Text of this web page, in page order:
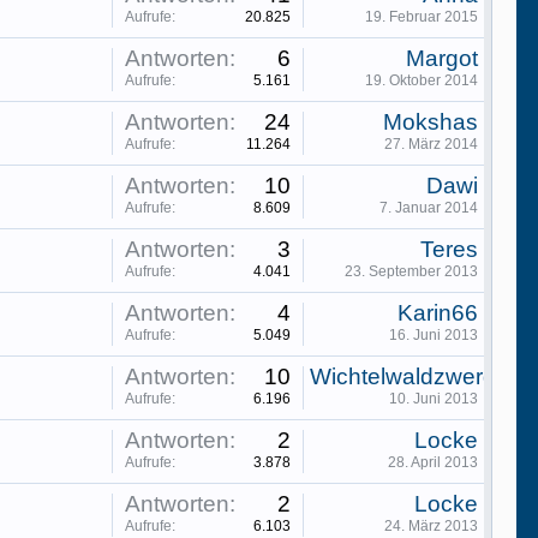
Aufrufe: 20.825 19. Februar 2015
Antworten: 6
Aufrufe: 5.161
Margot
19. Oktober 2014
Antworten: 24
Aufrufe: 11.264
Mokshas
27. März 2014
Antworten: 10
Aufrufe: 8.609
Dawi
7. Januar 2014
Antworten: 3
Aufrufe: 4.041
Teres
23. September 2013
Antworten: 4
Aufrufe: 5.049
Karin66
16. Juni 2013
Antworten: 10
Aufrufe: 6.196
Wichtelwaldzwerge
10. Juni 2013
Antworten: 2
Aufrufe: 3.878
Locke
28. April 2013
Antworten: 2
Aufrufe: 6.103
Locke
24. März 2013